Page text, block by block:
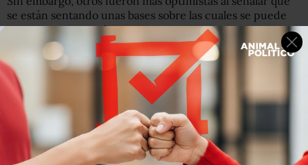
se están sentando unas bases sobre las cuales se puede
seguir construyendo.
"Dado el contexto geopolítico general,este es un
resultado bastante sólido . Nos ofrece lo que necesitamos
para hacer despegar el Acuerdo de París", dijo Elliot
Diringer, vicepresidente ejecutivo del Centro para el
Clima y las Soluciones Energéticas, al diario
York Times.